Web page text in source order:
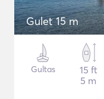
Gulet 15 m
Gultas
15 ft
5 m